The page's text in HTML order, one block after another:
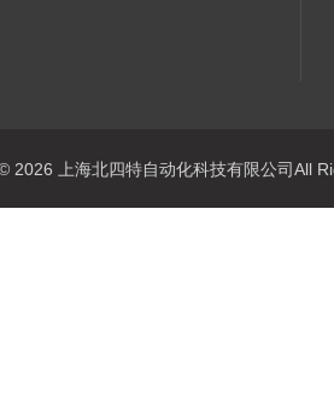
2026 上海北四特自动化科技有限公司